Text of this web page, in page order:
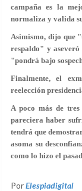
campaña es la
normaliza y valida
Asimismo, dijo que
respaldo" y
"pondrá bajo
Finalmente, el
reelección
A poco más de tres
pareciera haber
tendrá que
asoma su
como lo hizo el
PorElespiadigital